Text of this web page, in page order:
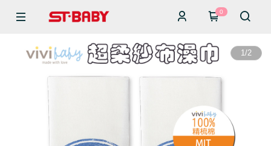
0
1/2